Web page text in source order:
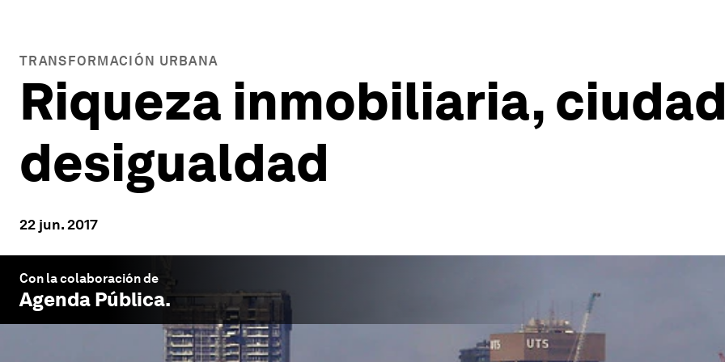
TRANSFORMACIÓN URBANA
Riqueza inmobiliaria,
desigualdad
22 jun. 2017
Con la colaboración de
Agenda Pública.